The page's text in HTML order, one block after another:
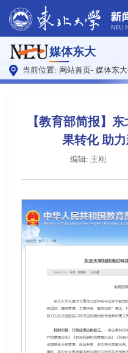
媒体东大
当前位置: 网站首页- 媒体东大
【教育部简报】
果转化 助
编辑: 王刚